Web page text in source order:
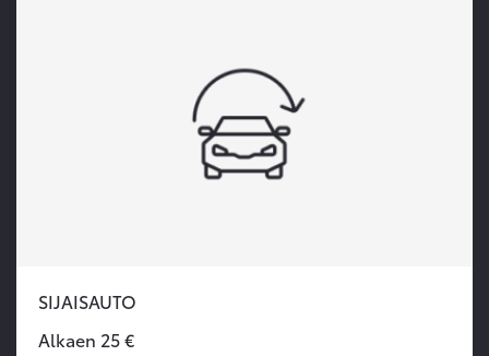
SIJAISAUTO
Alkaen 25 €